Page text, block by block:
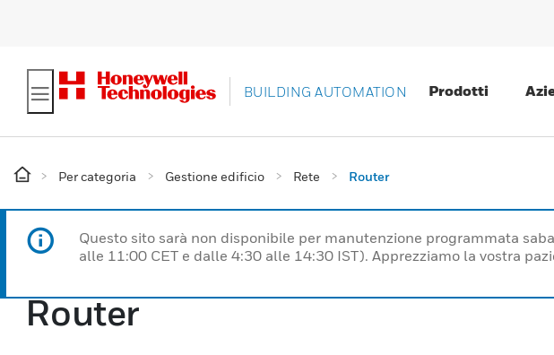
BUILDING AUTOMATION Prodotti
Per categoria Gestione edificio Rete Router
Questo sito sarà non disponibile per manutenzione programmata
alle 11:00 CET e dalle 4:30 alle 14:30 IST). Apprezziamo la vostra
Router